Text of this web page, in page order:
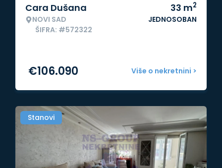
Cara Dušana
NOVI SAD
ŠIFRA: #572322
33 m2
JEDNOSOBAN
Više o nekretnini >
€106.090
Stanovi